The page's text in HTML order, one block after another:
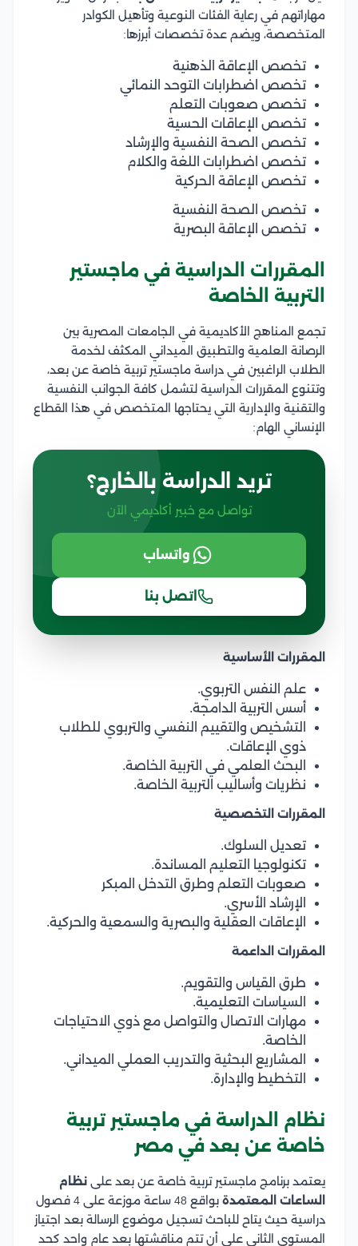
مهاراتهم في رعاية الفئات النوعية وتأهيل الكوادر
المتخصصة، ويضم عدة تخصصات أبرزها:
تخصص الإعاقة الذهنية
تخصص اضطرابات التوحد النمائي
تخصص صعوبات التعلم
تخصص الإعاقات الحسية
تخصص الصحة النفسية والإرشاد
تخصص اضطرابات اللغة والكلام
تخصص الإعاقة الحركية
تخصص الصحة النفسية
تخصص الإعاقة البصرية
المقررات الدراسية في ماجستير
التربية الخاصة
تجمع المناهج الأكاديمية في الجامعات المصرية بين
الرصانة العلمية والتطبيق الميداني المكثف لخدمة
الطلاب الراغبين في دراسة ماجستير تربية خاصة عن بعد،
وتتنوع المقررات الدراسية لتشمل كافة الجوانب النفسية
والتقنية والإدارية التي يحتاجها المتخصص في هذا القطاع
الإنساني الهام:
تريد الدراسة بالخارج؟
تواصل مع خبير أكاديمي الآن
واتساب
اتصل بنا
المقررات الأساسية
علم النفس التربوي.
أسس التربية الدامجة.
التشخيص والتقييم النفسي والتربوي للطلاب
ذوي الإعاقات.
البحث العلمي في التربية الخاصة.
نظريات وأساليب التربية الخاصة.
المقررات التخصصية
تعديل السلوك.
تكنولوجيا التعليم المساندة.
صعوبات التعلم وطرق التدخل المبكر
الإرشاد الأسري.
الإعاقات العقلية والبصرية والسمعية والحركية.
المقررات الداعمة
طرق القياس والتقويم.
السياسات التعليمية.
مهارات الاتصال والتواصل مع ذوي الاحتياجات
الخاصة.
المشاريع البحثية والتدريب العملي الميداني.
التخطيط والإدارة.
نظام الدراسة في ماجستير تربية
خاصة عن بعد في مصر
يعتمد برنامج ماجستير تربية خاصة عن بعد على نظام
الساعات المعتمدة
بواقع 48 ساعة موزعة على 4 فصول
دراسية حيث يتاح للباحث تسجيل موضوع الرسالة بعد اجتياز
المستوى الثاني على أن تتم مناقشتها بعد عام واحد كحد